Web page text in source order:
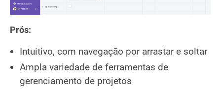
Prós:
Intuitivo, com navegação por arrastar e soltar
Ampla variedade de ferramentas de
gerenciamento de projetos